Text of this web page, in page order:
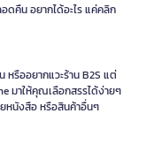
คืน อยากได้อะไร แค่คลิก
หรืออยากแวะร้าน B2S แต่
มาให้คุณเลือกสรรได้ง่ายๆ
หนังสือ หรือสินค้าอื่นๆ